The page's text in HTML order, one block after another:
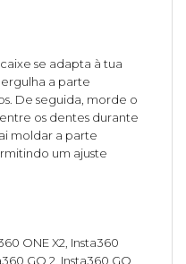
se adapta à tua
a parte
De seguida, morde o
os dentes durante
moldar a parte
um ajuste
ONE X2, Insta360
GO 2, Insta360 GO